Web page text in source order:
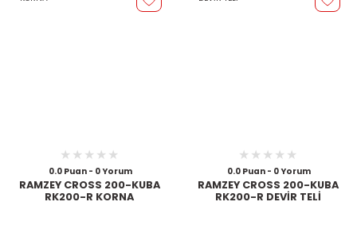
0.0 Puan - 0 Yorum
RAMZEY CROSS 200-KUBA
RK200-R KORNA
0.0 Puan - 0 Yorum
RAMZEY CROSS 200-KUBA
RK200-R DEVİR TELİ